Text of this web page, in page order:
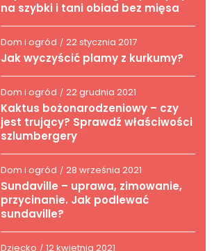
na szybki i tani obiad bez mięsa
Dom i ogród / 22 stycznia 2017
Jak wyczyścić plamy z kurkumy?
Dom i ogród / 22 grudnia 2021
Kaktus bożonarodzeniowy – czy
jest trujący? Sprawdź właściwości
szlumbergery
Dom i ogród / 28 września 2021
Sundaville – uprawa, zimowanie,
przycinanie. Jak podlewać
sundaville?
Dziecko / 12 kwietnia 2021